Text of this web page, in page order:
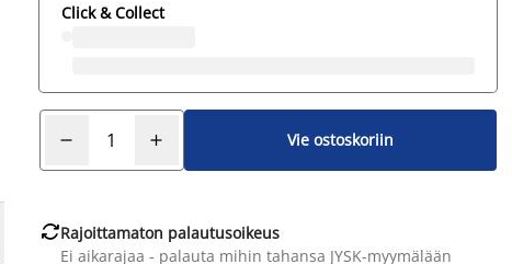
Click & Collect
Vie ostoskoriin
Rajoittamaton palautusoikeus
Ei aikarajaa - palauta mihin tahansa JYSK-myymälään